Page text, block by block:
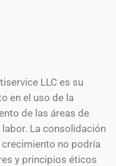
LLC es su
en el uso de la
de las áreas de
La consolidación
no podría
y principios éticos